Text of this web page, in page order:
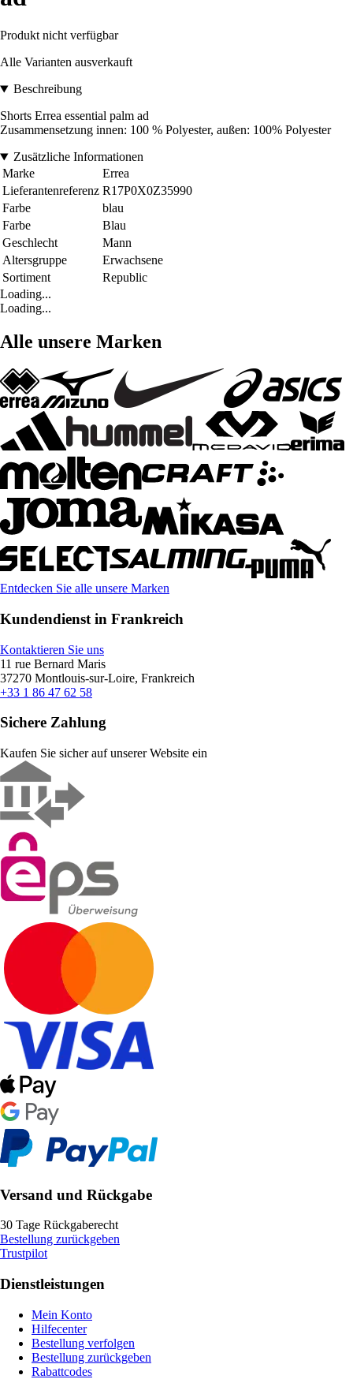
Produkt nicht verfügbar
Alle Varianten ausverkauft
Beschreibung
Shorts Errea essential palm ad
Zusammensetzung innen: 100 % Polyester, außen: 100% Polyester
Zusätzliche Informationen
Marke
Errea
Lieferantenreferenz R17P0X0Z35990
Farbe
blau
Farbe
Blau
Geschlecht
Mann
Altersgruppe
Erwachsene
Sortiment
Republic
Loading...
Loading...
Alle unsere Marken
Entdecken Sie alle unsere Marken
Kundendienst in Frankreich
Kontaktieren Sie uns
11 rue Bernard Maris
37270 Montlouis-sur-Loire, Frankreich
+33 1 86 47 62 58
Sichere Zahlung
Kaufen Sie sicher auf unserer Website ein
Versand und Rückgabe
30 Tage Rückgaberecht
Bestellung zurückgeben
Trustpilot
Dienstleistungen
Mein Konto
Hilfecenter
Bestellung verfolgen
Bestellung zurückgeben
Rabattcodes